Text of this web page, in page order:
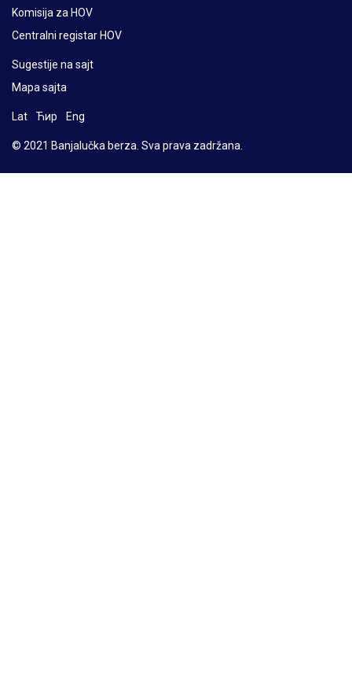
Komisija za HOV
Centralni registar HOV
Sugestije na sajt
Mapa sajta
Lat Ћир Eng
© 2021 Banjalučka berza. Sva prava zadržana.